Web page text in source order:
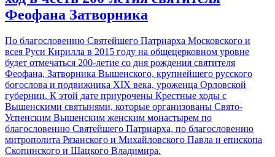
Феофана Затворника
По благословению Святейшего Патриарха Московского и
всея Руси Кирилла в 2015 году на общецерковном уровне
будет отмечаться 200-летие со дня рождения святителя
Феофана, Затворника Вышенского, крупнейшего русского
богослова и подвижника ХIX века, уроженца Орловской
губернии. К этой дате приурочены Крестные ходы с
Вышенскими святынями, которые организованы Свято-
Успенским Вышенским женским монастырем по
благословению Святейшего Патриарха, по благословению
митрополита Рязанского и Михайловского Павла и епископа
Скопинского и Шацкого Владимира.